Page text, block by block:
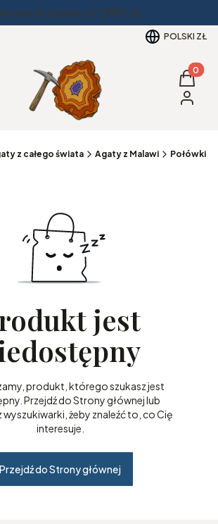
dostawa od 299PLN
POLSKI ZŁ
Koszyk
z całego świata Agaty z Malawi Połówki
jest
produkt, którego szukasz jest
Przejdź do Strony głównej lub
wyszukiwarki, żeby znaleźć to, co Cię
interesuje.
Przejdź do Strony głównej